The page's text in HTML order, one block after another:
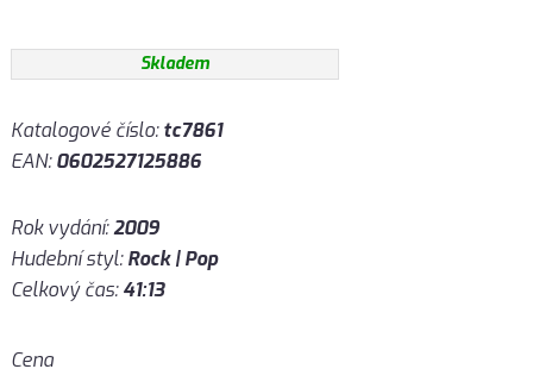
Skladem
Katalogové číslo:tc7861
EAN:0602527125886
Rok vydání:2009
Hudební styl:Rock | Pop
Celkový čas:41:13
Cena